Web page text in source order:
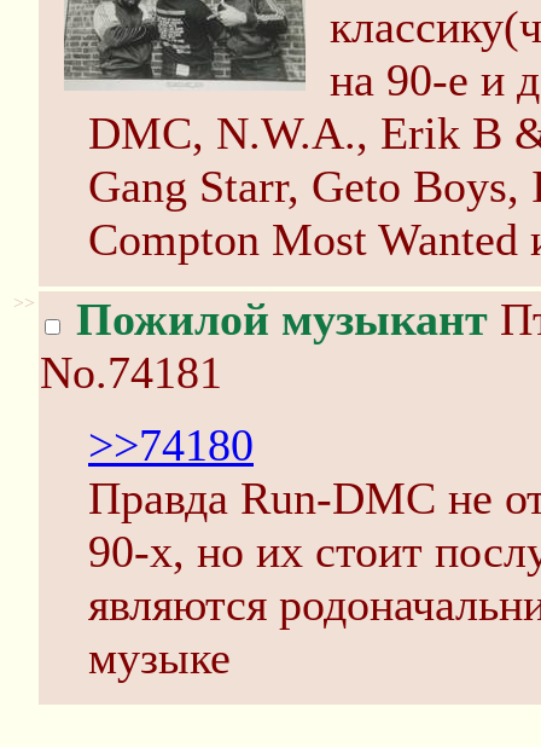
на 90-е и
DMC, N.W.A., Erik B
Gang Starr, Geto
Compton Most Wanted
>> Пожилой музыкант
No.74181
>>74180
Правда Run-DMC не
90-х, но их стоит
являются
музыке